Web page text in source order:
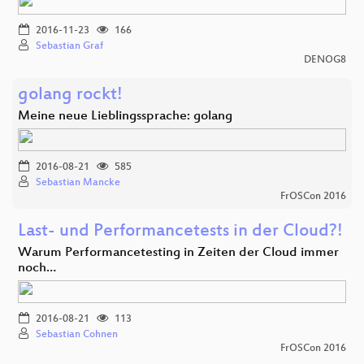
2016-11-23
166
Sebastian Graf
DENOG8
golang rockt!
Meine neue Lieblingssprache: golang
2016-08-21
585
Sebastian Mancke
FrOSCon 2016
Last- und Performancetests in der Cloud?!
Warum Performancetesting in Zeiten der Cloud immer
noch…
2016-08-21
113
Sebastian Cohnen
FrOSCon 2016